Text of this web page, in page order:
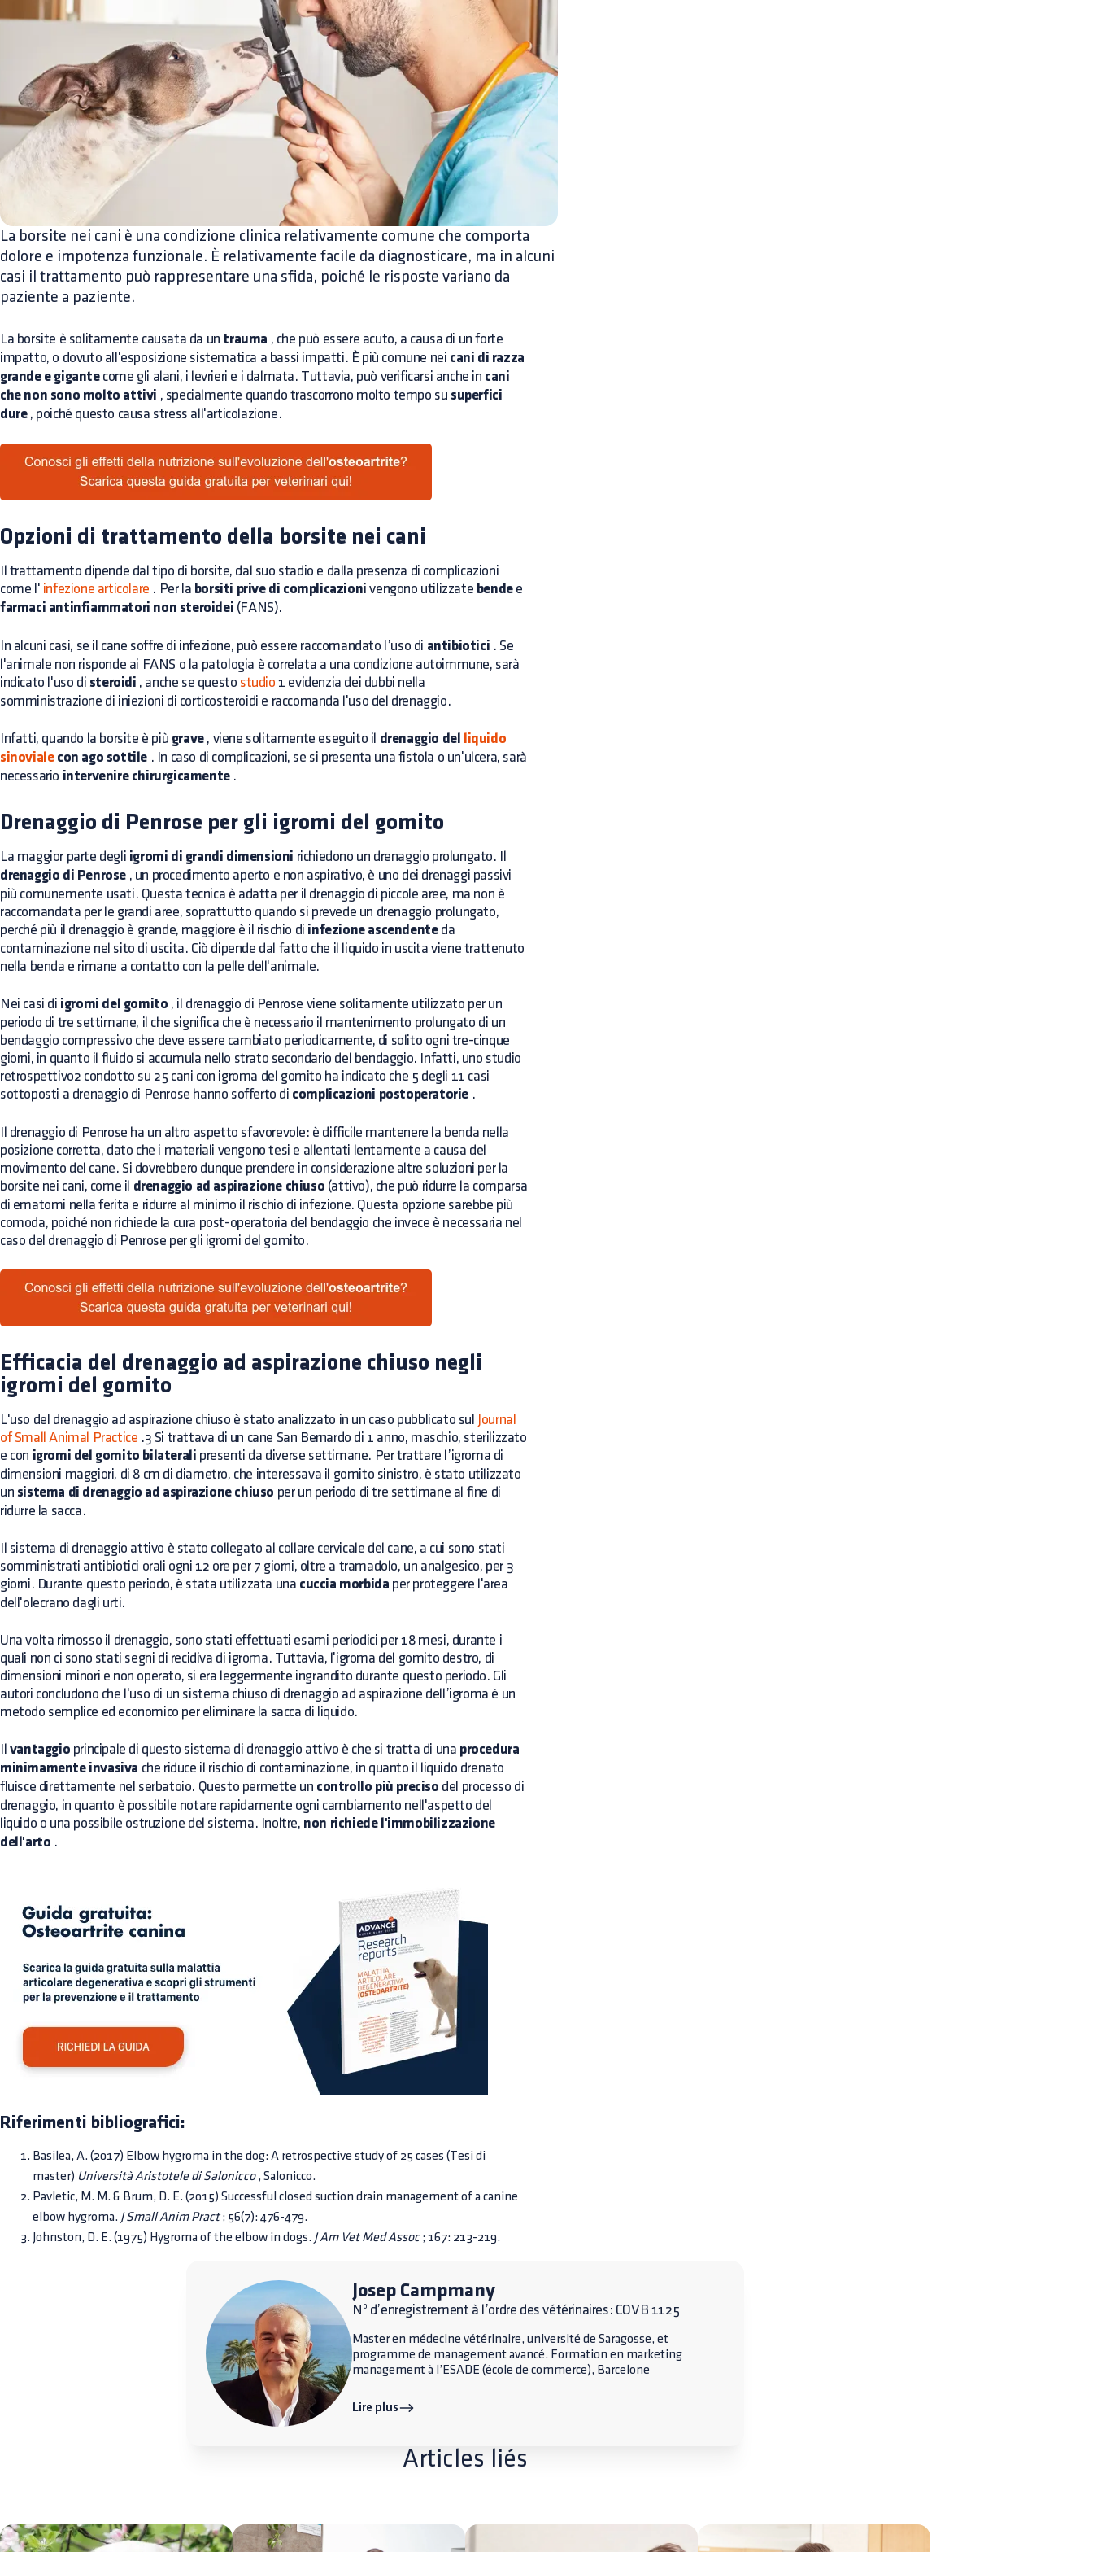
La borsite nei cani è una condizione clinica relativamente comune che comporta
dolore e impotenza funzionale. È relativamente facile da diagnosticare, ma in alcuni
casi il trattamento può rappresentare una sfida, poiché le risposte variano da
paziente a paziente.
La borsite è solitamente causata da un trauma , che può essere acuto, a causa di un forte
impatto, o dovuto all'esposizione sistematica a bassi impatti. È più comune nei cani di razza
grande e gigantecome gli alani, i levrieri e i dalmata. Tuttavia, può verificarsi anche in cani
che non sono molto attivi , specialmente quando trascorrono molto tempo su superfici
dure, poiché questo causa stress all'articolazione.
Opzioni di trattamento della borsite nei cani
Il trattamento dipende dal tipo di borsite, dal suo stadio e dalla presenza di complicazioni
come l' infezione articolare . Per la borsiti prive di complicazioni vengono utilizzate bendee
farmaci antinfiammatori non steroidei (FANS).
In alcuni casi, se il cane soffre di infezione, può essere raccomandato l’uso di antibiotici . Se
l'animale non risponde ai FANS o la patologia è correlata a una condizione autoimmune, sarà
indicato l'uso di steroidi , anche se questo studio 1 evidenzia dei dubbi nella
somministrazione di iniezioni di corticosteroidi e raccomanda l'uso del drenaggio.
Infatti, quando la borsite è più grave, viene solitamente eseguito il drenaggio del liquido
sinovialecon ago sottile . In caso di complicazioni, se si presenta una fistola o un'ulcera, sarà
necessario intervenire chirurgicamente.
Drenaggio di Penrose per gli igromi del gomito
La maggior parte degli igromi di grandi dimensioni richiedono un drenaggio prolungato. Il
drenaggio di Penrose , un procedimento aperto e non aspirativo, è uno dei drenaggi passivi
più comunemente usati. Questa tecnica è adatta per il drenaggio di piccole aree, ma non è
raccomandata per le grandi aree, soprattutto quando si prevede un drenaggio prolungato,
perché più il drenaggio è grande, maggiore è il rischio di infezione ascendenteda
contaminazione nel sito di uscita. Ciò dipende dal fatto che il liquido in uscita viene trattenuto
nella benda e rimane a contatto con la pelle dell'animale.
Nei casi di igromi del gomito , il drenaggio di Penrose viene solitamente utilizzato per un
periodo di tre settimane, il che significa che è necessario il mantenimento prolungato di un
bendaggio compressivo che deve essere cambiato periodicamente, di solito ogni tre-cinque
giorni, in quanto il fluido si accumula nello strato secondario del bendaggio. Infatti, uno studio
retrospettivo2 condotto su 25 cani con igroma del gomito ha indicato che 5 degli 11 casi
sottoposti a drenaggio di Penrose hanno sofferto di complicazioni postoperatorie .
Il drenaggio di Penrose ha un altro aspetto sfavorevole: è difficile mantenere la benda nella
posizione corretta, dato che i materiali vengono tesi e allentati lentamente a causa del
movimento del cane. Si dovrebbero dunque prendere in considerazione altre soluzioni per la
borsite nei cani, come il drenaggio ad aspirazione chiuso (attivo), che può ridurre la comparsa
di ematomi nella ferita e ridurre al minimo il rischio di infezione. Questa opzione sarebbe più
comoda, poiché non richiede la cura post-operatoria del bendaggio che invece è necessaria nel
caso del drenaggio di Penrose per gli igromi del gomito.
Efficacia del drenaggio ad aspirazione chiuso negli
igromi del gomito
L'uso del drenaggio ad aspirazione chiuso è stato analizzato in un caso pubblicato sul
Journal
of Small Animal Practice .3 Si trattava di un cane San Bernardo di 1 anno, maschio, sterilizzato
e con igromi del gomito bilaterali presenti da diverse settimane. Per trattare l’igroma di
dimensioni maggiori, di 8 cm di diametro, che interessava il gomito sinistro, è stato utilizzato
un sistema di drenaggio ad aspirazione chiuso per un periodo di tre settimane al fine di
ridurre la sacca.
Il sistema di drenaggio attivo è stato collegato al collare cervicale del cane, a cui sono stati
somministrati antibiotici orali ogni 12 ore per 7 giorni, oltre a tramadolo, un analgesico, per 3
giorni. Durante questo periodo, è stata utilizzata una cuccia morbida per proteggere l'area
dell'olecrano dagli urti.
Una volta rimosso il drenaggio, sono stati effettuati esami periodici per 18 mesi, durante i
quali non ci sono stati segni di recidiva di igroma. Tuttavia, l'igroma del gomito destro, di
dimensioni minori e non operato, si era leggermente ingrandito durante questo periodo. Gli
autori concludono che l'uso di un sistema chiuso di drenaggio ad aspirazione dell’igroma è un
metodo semplice ed economico per eliminare la sacca di liquido.
vantaggio principale di questo sistema di drenaggio attivo è che si tratta di una procedura
minimamente invasiva che riduce il rischio di contaminazione, in quanto il liquido drenato
fluisce direttamente nel serbatoio. Questo permette un controllo più preciso del processo di
drenaggio, in quanto è possibile notare rapidamente ogni cambiamento nell'aspetto del
liquido o una possibile ostruzione del sistema. Inoltre, non richiede l'immobilizzazione
dell'arto .
Riferimenti bibliografici:
Basilea, A. (2017) Elbow hygroma in the dog: A retrospective study of 25 cases (Tesi di
master) Università Aristotele di Salonicco, Salonicco.
Pavletic, M. M. & Brum, D. E. (2015) Successful closed suction drain management of a canine
elbow hygroma. J Small Anim Pract; 56(7): 476-479.
Johnston, D. E. (1975) Hygroma of the elbow in dogs. J Am Vet Med Assoc; 167: 213-219.
Josep Campmany
Nº d’enregistrement à l’ordre des vétérinaires: COVB 1125
Master en médecine vétérinaire, université de Saragosse, et
programme de management avancé. Formation en marketing
management à l’ESADE (école de commerce), Barcelone
Lire plus
Articles liés